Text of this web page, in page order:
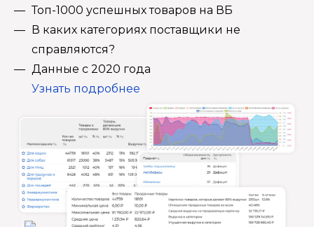
Топ-1000 успешных товаров на ВБ
В каких категориях поставщики не
справляются?
Данные с 2020 года
Узнать подробнее